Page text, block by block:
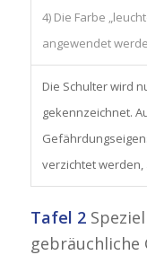
4) Die Farbe
angewendet
Die Schulter wird
gekennzeichnet.
verzichtet werden,
Tafel 2
gebräuchliche